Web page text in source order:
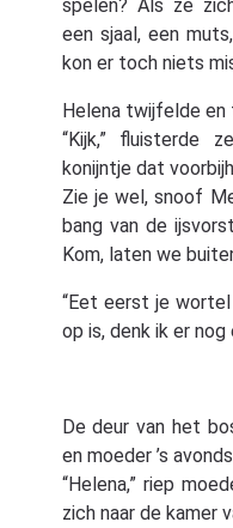
spelen? Als ze
een sjaal, een
kon er toch niets
Helena twijfelde en
“Kijk,” fluisterde
konijntje dat
Zie je wel, snoof
bang van de
Kom, laten we
“Eet eerst je wortel
op is, denk ik er nog
De deur van het
en moeder ’s
“Helena,” riep
zich naar de kamer